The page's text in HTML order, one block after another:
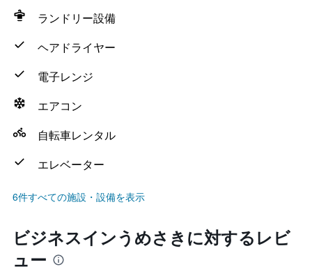
ランドリー設備
ヘアドライヤー
電子レンジ
エアコン
自転車レンタル
エレベーター
6件すべての施設・設備を表示
ビジネスインうめさきに対するレビ
ュー